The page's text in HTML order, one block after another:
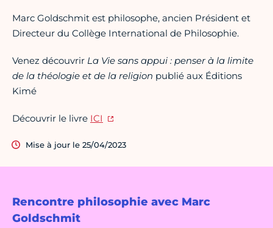
Rencontre philosophie avec Marc
Goldschmit
Marc Goldschmit est philosophe, ancien Président et
Directeur du Collège International de Philosophie.
Venez découvrir La Vie sans appui : penser à la limite
de la théologie et de la religion publié aux Éditions
Kimé
Découvrir le livre ICI
Mise à jour le 25/04/2023